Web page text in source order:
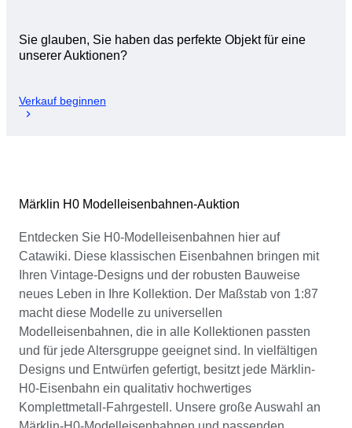
Sie glauben, Sie haben das perfekte Objekt für eine
unserer Auktionen?
Verkauf beginnen
Märklin H0 Modelleisenbahnen-Auktion
Entdecken Sie H0-Modelleisenbahnen hier auf
Catawiki. Diese klassischen Eisenbahnen bringen mit
Ihren Vintage-Designs und der robusten Bauweise
neues Leben in Ihre Kollektion. Der Maßstab von 1:87
macht diese Modelle zu universellen
Modelleisenbahnen, die in alle Kollektionen passten
und für jede Altersgruppe geeignet sind. In vielfältigen
Designs und Entwürfen gefertigt, besitzt jede Märklin-
H0-Eisenbahn ein qualitativ hochwertiges
Komplettmetall-Fahrgestell. Unsere große Auswahl an